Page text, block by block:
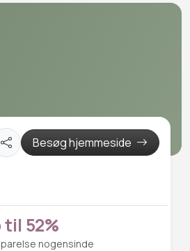
Besøg hjemmeside
til 52%
nogensinde